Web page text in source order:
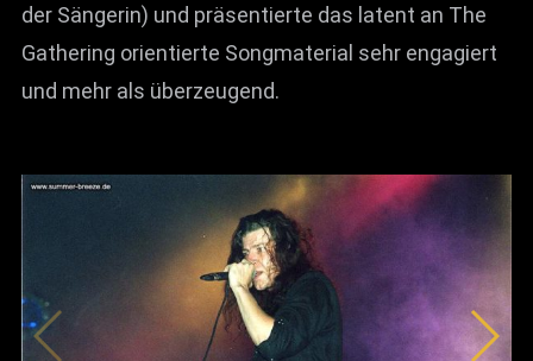
der Sängerin) und präsentierte das latent an The
Gathering orientierte Songmaterial sehr engagiert
und mehr als überzeugend.